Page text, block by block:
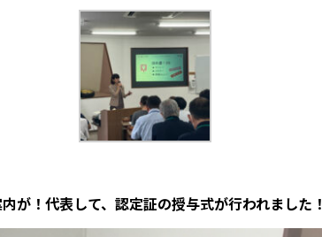
が！代表して、認定証の授与式が行われました！